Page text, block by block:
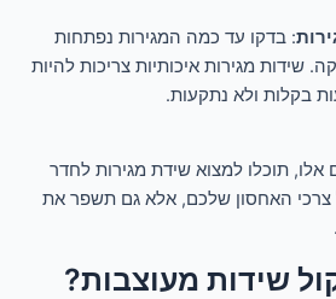
: בדקו עד כמה המגירות נפתחות
שידות מגירות איכותיות צריכות להיות
בקלות ולא נתקעות.
אלו, תוכלו למצוא שידת מגירות לחדר
האחסון שלכם, אלא גם תשפר את
שידות מעוצבות?